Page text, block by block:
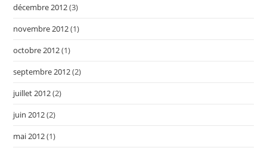
décembre 2012(3)
novembre 2012(1)
octobre 2012(1)
septembre 2012(2)
juillet 2012(2)
juin 2012(2)
mai 2012(1)